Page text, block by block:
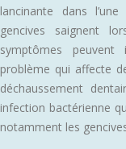
lancinante dans
gencives saignent
symptômes peuvent
problème qui affecte
déchaussement
infection bactérienne
notamment les